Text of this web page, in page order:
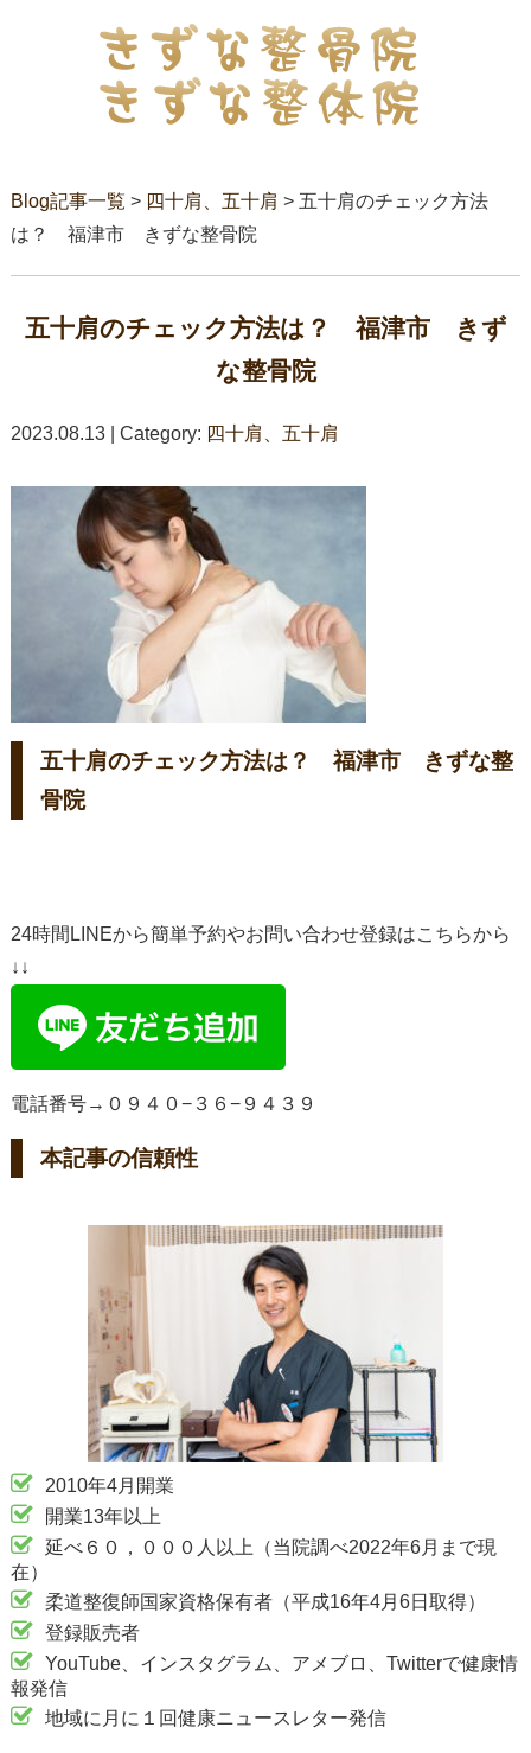
Blog記事一覧 > 四十肩、五十肩 > 五十肩のチェック方法
は？ 福津市 きずな整骨院
五十肩のチェック方法は？ 福津市 きず
な整骨院
2023.08.13 | Category: 四十肩、五十肩
五十肩のチェック方法は？ 福津市 きずな整
骨院
24時間LINEから簡単予約やお問い合わせ登録はこちらから
↓↓
電話番号→０９４０−３６−９４３９
本記事の信頼性
2010年4月開業
開業13年以上
延べ６０，０００人以上（当院調べ2022年6月まで現
在）
柔道整復師国家資格保有者（平成16年4月6日取得）
登録販売者
YouTube、インスタグラム、アメブロ、Twitterで健康情
報発信
地域に月に１回健康ニュースレター発信